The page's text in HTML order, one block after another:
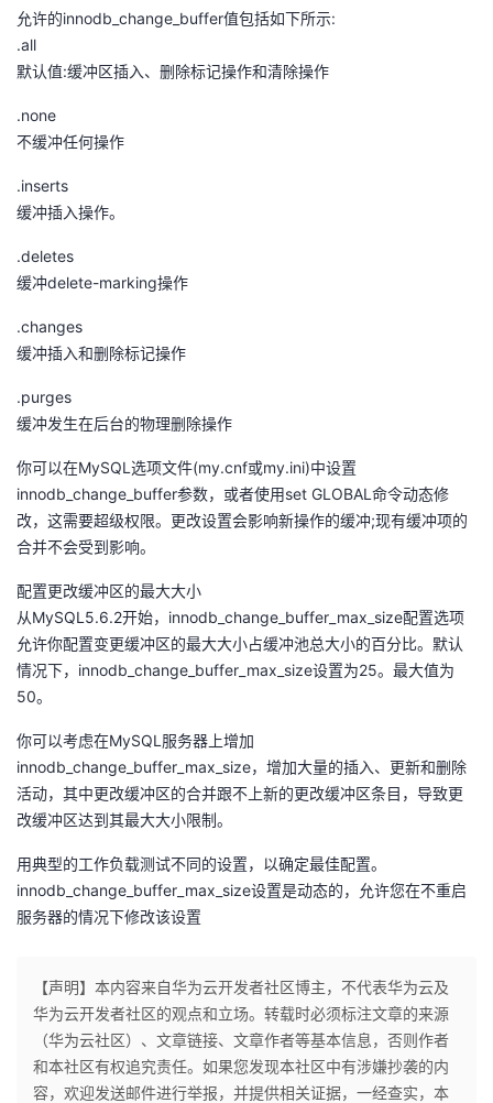
允许的innodb_change_buffer值包括如下所示:
.all
默认值:缓冲区插入、删除标记操作和清除操作
.none
不缓冲任何操作
.inserts
缓冲插入操作。
.deletes
缓冲delete-marking操作
.changes
缓冲插入和删除标记操作
.purges
缓冲发生在后台的物理删除操作
你可以在MySQL选项文件(my.cnf或my.ini)中设置
innodb_change_buffer参数，或者使用set GLOBAL命令动态修
改，这需要超级权限。更改设置会影响新操作的缓冲;现有缓冲项的
合并不会受到影响。
配置更改缓冲区的最大大小
从MySQL5.6.2开始，innodb_change_buffer_max_size配置选项
允许你配置变更缓冲区的最大大小占缓冲池总大小的百分比。默认
情况下，innodb_change_buffer_max_size设置为25。最大值为
50。
你可以考虑在MySQL服务器上增加
innodb_change_buffer_max_size，增加大量的插入、更新和删除
活动，其中更改缓冲区的合并跟不上新的更改缓冲区条目，导致更
改缓冲区达到其最大大小限制。
用典型的工作负载测试不同的设置，以确定最佳配置。
innodb_change_buffer_max_size设置是动态的，允许您在不重启
服务器的情况下修改该设置
【声明】本内容来自华为云开发者社区博主，不代表华为云及
华为云开发者社区的观点和立场。转载时必须标注文章的来源
（华为云社区）、文章链接、文章作者等基本信息，否则作者
和本社区有权追究责任。如果您发现本社区中有涉嫌抄袭的内
容，欢迎发送邮件进行举报，并提供相关证据，一经查实，本